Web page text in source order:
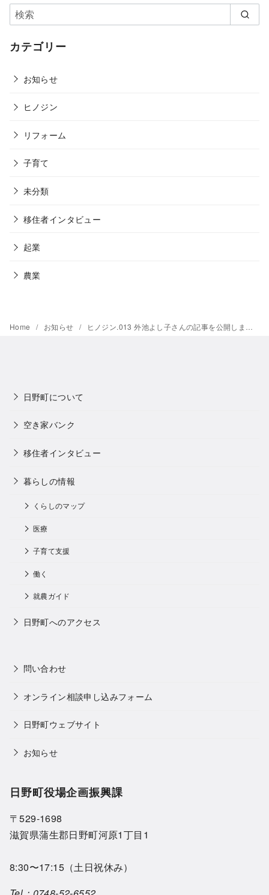
カテゴリー
お知らせ
ヒノジン
リフォーム
子育て
未分類
移住者インタビュー
起業
農業
Home お知らせ ヒノジン.013 外池よし子さんの記事を公開しました！
日野町について
空き家バンク
移住者インタビュー
暮らしの情報
くらしのマップ
医療
子育て支援
働く
就農ガイド
日野町へのアクセス
問い合わせ
オンライン相談申し込みフォーム
日野町ウェブサイト
お知らせ
日野町役場企画振興課
〒529-1698
滋賀県蒲生郡日野町河原1丁目1
8:30〜17:15（土日祝休み）